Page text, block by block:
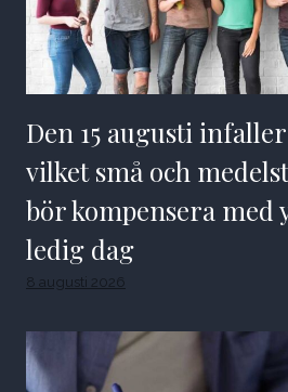
Den 15 augusti
vilket små och
bör kompensera med
ledig dag
8 augusti 2026